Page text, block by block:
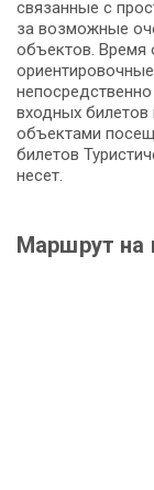
связанные с
за возможные
объектов. Время
входных билетов
объектами
билетов
несет.
Маршрут на